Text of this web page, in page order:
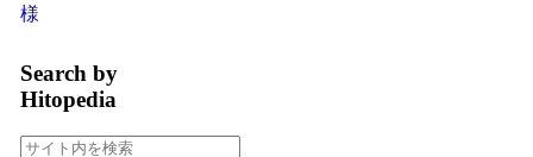
様
Search by
Hitopedia